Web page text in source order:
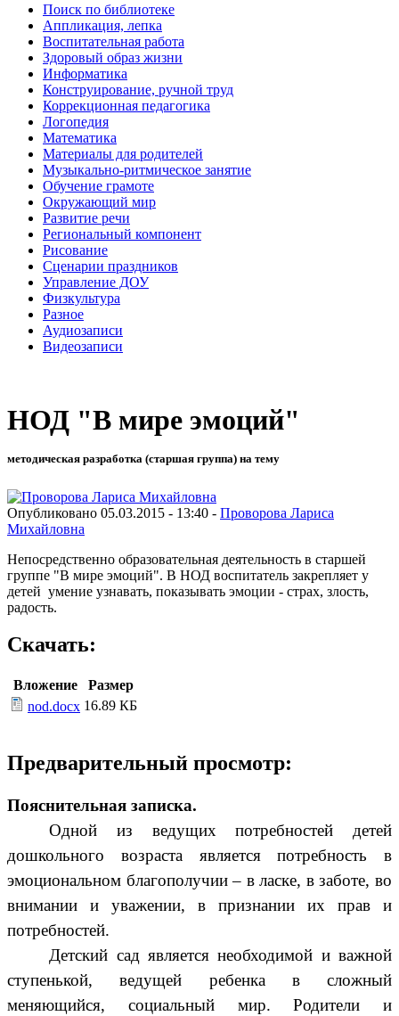
Поиск по библиотеке
Аппликация, лепка
Воспитательная работа
Здоровый образ жизни
Информатика
Конструирование, ручной труд
Коррекционная педагогика
Логопедия
Математика
Материалы для родителей
Музыкально-ритмическое занятие
Обучение грамоте
Окружающий мир
Развитие речи
Региональный компонент
Рисование
Сценарии праздников
Управление ДОУ
Физкультура
Разное
Аудиозаписи
Видеозаписи
НОД "В мире эмоций"
методическая разработка (старшая группа) на тему
Опубликовано 05.03.2015 - 13:40 - Проворова Лариса
Михайловна
Непосредственно образовательная деятельность в старшей
группе "В мире эмоций". В НОД воспитатель закрепляет у
детей умение узнавать, показывать эмоции - страх, злость,
радость.
Скачать:
Вложение
Размер
nod.docx 16.89 КБ
Предварительный просмотр:
Пояснительная записка.
Одной из ведущих потребностей детей
дошкольного возраста является потребность в
эмоциональном благополучии – в ласке, в заботе, во
внимании и уважении, в признании их прав и
потребностей.
Детский сад является необходимой и важной
ступенькой, ведущей ребенка в сложный
меняющийся, социальный мир. Родители и